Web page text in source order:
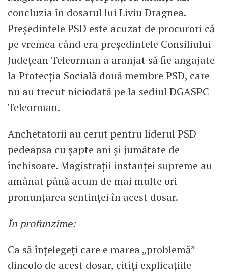
concluzia în dosarul lui Liviu Dragnea.
Președintele PSD este acuzat de procurori că
pe vremea când era preşedintele Consiliului
Judeţean Teleorman a aranjat să fie angajate
la Protecţia Socială două membre PSD, care
nu au trecut niciodată pe la sediul DGASPC
Teleorman.
Anchetatorii au cerut pentru liderul PSD
pedeapsa cu şapte ani şi jumătate de
închisoare. Magistraţii instanţei supreme au
amânat până acum de mai multe ori
pronunţarea sentinţei în acest dosar.
În profunzime:
Ca să înțelegeți care e marea „problemă”
dincolo de acest dosar, citiți explicațiile